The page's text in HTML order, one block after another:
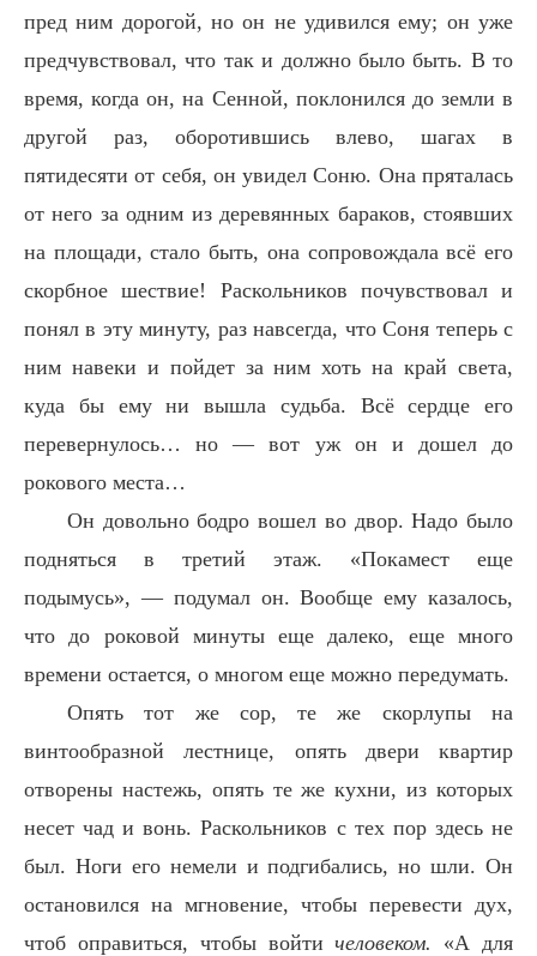
пред ним дорогой, но он не удивился ему; он уже
предчувствовал, что так и должно было быть. В то
время, когда он, на Сенной, поклонился до земли в
другой раз, оборотившись влево, шагах в
пятидесяти от себя, он увидел Соню. Она пряталась
от него за одним из деревянных бараков, стоявших
на площади, стало быть, она сопровождала всё его
скорбное шествие! Раскольников почувствовал и
понял в эту минуту, раз навсегда, что Соня теперь с
ним навеки и пойдет за ним хоть на край света,
куда бы ему ни вышла судьба. Всё сердце его
перевернулось… но — вот уж он и дошел до
рокового места…
Он довольно бодро вошел во двор. Надо было
подняться в третий этаж. «Покамест еще
подымусь», — подумал он. Вообще ему казалось,
что до роковой минуты еще далеко, еще много
времени остается, о многом еще можно передумать.
Опять тот же сор, те же скорлупы на
винтообразной лестнице, опять двери квартир
отворены настежь, опять те же кухни, из которых
несет чад и вонь. Раскольников с тех пор здесь не
был. Ноги его немели и подгибались, но шли. Он
остановился на мгновение, чтобы перевести дух,
чтоб оправиться, чтобы войтичеловеком.
«А для